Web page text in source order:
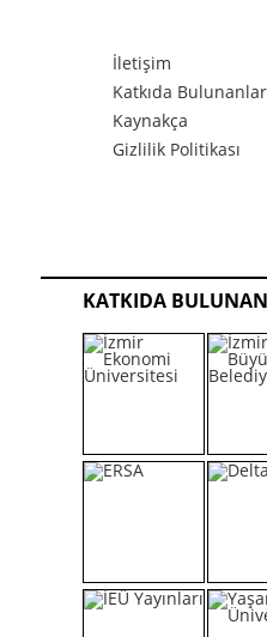
İletişim
Katkıda Bulunanlar
Kaynakça
Gizlilik Politikası
KATKIDA